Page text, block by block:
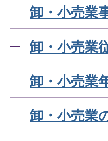
卸・小売業
卸・小売業
卸・小売業
卸・小売業